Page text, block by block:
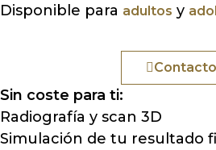
Disponible para adultos y
Contacto
Sin coste para ti:
Radiografía y scan 3D
Simulación de tu resultado